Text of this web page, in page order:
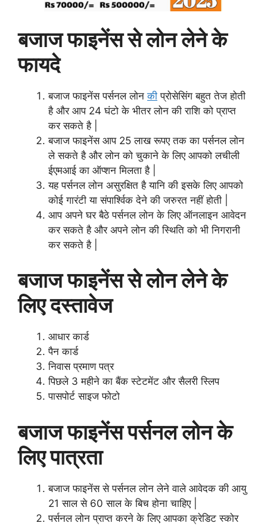
बजाज फाइनेंस से लोन लेने के
फायदे
बजाज फाइनेंस पर्सनल लोनकी प्रोसेसिंग बहुत तेज होती
है और आप 24 घंटो के भीतर लोन की राशि को प्राप्त
कर सकते है |
बजाज फाइनेंस आप 25 लाख रूपए तक का पर्सनल लोन
ले सकते है और लोन को चुकाने के लिए आपको लचीली
ईएमआई का ऑप्शन मिलता है |
यह पर्सनल लोन असुरक्षित है यानि की इसके लिए आपको
कोई गारंटी या संपार्श्विक देने की जरुरत नहीं होती |
आप अपने घर बैठे पर्सनल लोन के लिए ऑनलाइन आवेदन
कर सकते है और अपने लोन की स्थिति को भी निगरानी
कर सकते है |
बजाज फाइनेंस से लोन लेने के
लिए दस्तावेज
आधार कार्ड
पैन कार्ड
निवास प्रमाण पत्र
पिछले 3 महीने का बैंक स्टेटमेंट और सैलरी स्लिप
पासपोर्ट साइज फोटो
बजाज फाइनेंस पर्सनल लोन के
लिए पात्रता
बजाज फाइनेंस से पर्सनल लोन लेने वाले आवेदक की आयु
21 साल से 60 साल के बिच होना चाहिए |
पर्सनल लोन प्राप्त करने के लिए आपका क्रेडिट स्कोर